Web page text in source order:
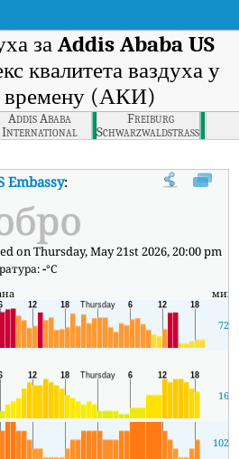
за Addis Ababa US
квалитета ваздуха у
времену (АКИ)
Addis Ababa
International
School
Freiburg
Schwarzwaldstrasse
Embassy: Индекс квалитета ваздуха
on Thursday, May 21st 2026, 20:00 pm
-°C
мин
72
16
1024